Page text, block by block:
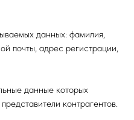
данных: фамилия,
почты, адрес регистрации,
данные которых
контрагентов.